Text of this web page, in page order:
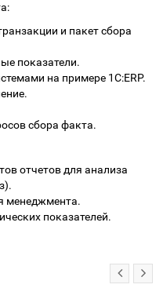
и пакет сбора
показатели.
на примере 1С:ERP.
сбора факта.
отчетов для анализа
менеджмента.
показателей.